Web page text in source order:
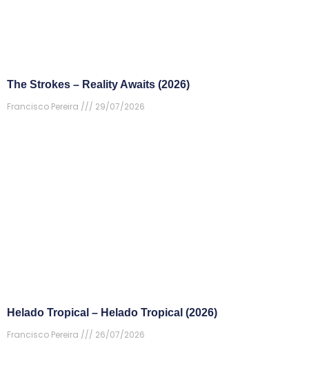
The Strokes – Reality Awaits (2026)
Francisco Pereira
29/07/2026
Helado Tropical – Helado Tropical (2026)
Francisco Pereira
26/07/2026